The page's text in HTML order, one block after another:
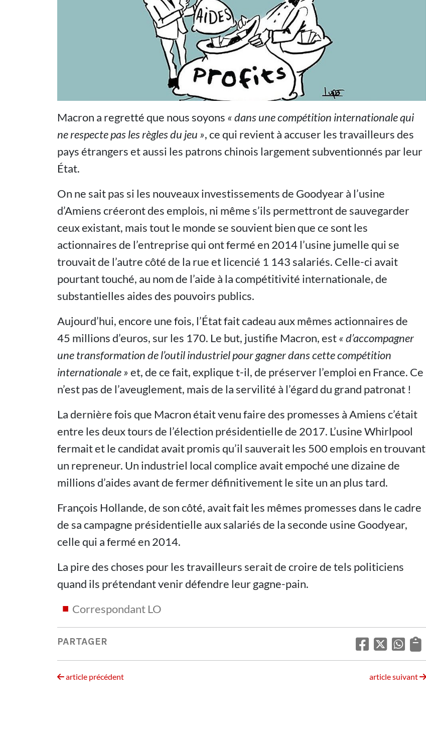
Macron a regretté que nous soyons « dans une compétition internationale qui
ne respecte pas les règles du jeu », ce qui revient à accuser les travailleurs des
pays étrangers et aussi les patrons chinois largement subventionnés par leur
État.
On ne sait pas si les nouveaux investissements de Goodyear à l’usine
d’Amiens créeront des emplois, ni même s’ils permettront de sauvegarder
ceux existant, mais tout le monde se souvient bien que ce sont les
actionnaires de l’entreprise qui ont fermé en 2014 l’usine jumelle qui se
trouvait de l’autre côté de la rue et licencié 1 143 salariés. Celle-ci avait
pourtant touché, au nom de l’aide à la compétitivité internationale, de
substantielles aides des pouvoirs publics.
Aujourd’hui, encore une fois, l’État fait cadeau aux mêmes actionnaires de
45 millions d’euros, sur les 170. Le but, justifie Macron, est« d’accompagner
une transformation de l’outil industriel pour gagner dans cette compétition
internationale »et, de ce fait, explique t-il, de préserver l’emploi en France. Ce
n’est pas de l’aveuglement, mais de la servilité à l’égard du grand patronat !
La dernière fois que Macron était venu faire des promesses à Amiens c’était
entre les deux tours de l’élection présidentielle de 2017. L’usine Whirlpool
fermait et le candidat avait promis qu’il sauverait les 500 emplois en trouvant
un repreneur. Un industriel local complice avait empoché une dizaine de
millions d’aides avant de fermer définitivement le site un an plus tard.
François Hollande, de son côté, avait fait les mêmes promesses dans le cadre
de sa campagne présidentielle aux salariés de la seconde usine Goodyear,
celle qui a fermé en 2014.
La pire des choses pour les travailleurs serait de croire de tels politiciens
quand ils prétendant venir défendre leur gagne-pain.
Correspondant LO
PARTAGER
article précédent article suivant